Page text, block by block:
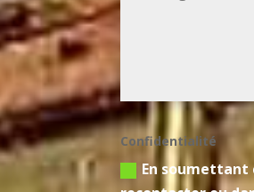
Confidentialité
En